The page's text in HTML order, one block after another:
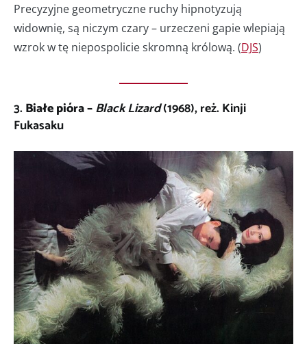
Precyzyjne geometryczne ruchy hipnotyzują
widownię, są niczym czary – urzeczeni gapie wlepiają
wzrok w tę niepospolicie skromną królową. (DJS)
3.Białe pióra –Black Lizard(1968), reż. Kinji
Fukasaku